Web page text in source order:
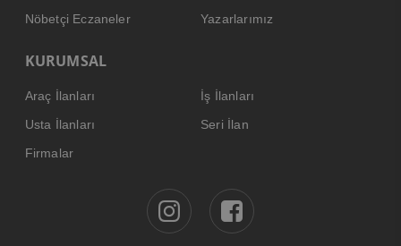
Nöbetçi Eczaneler
Yazarlarımız
KURUMSAL
Araç İlanları
İş İlanları
Usta İlanları
Seri İlan
Firmalar